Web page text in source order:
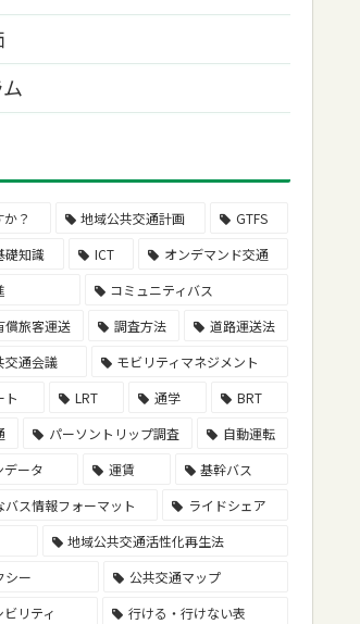
？ 地域公共交通計画
GTFS
礎知識
ICT
オンデマンド交通
コミュニティバス
償旅客運送
調査方法
道路運送法
交通会議
モビリティマネジメント
ト
LRT 通学
BRT
パーソントリップ調査
自動運転
データ
運賃
基幹バス
バス情報フォーマット
ライドシェア
地域公共交通活性化再生法
シー
公共交通マップ
リティ
行ける・行けない表